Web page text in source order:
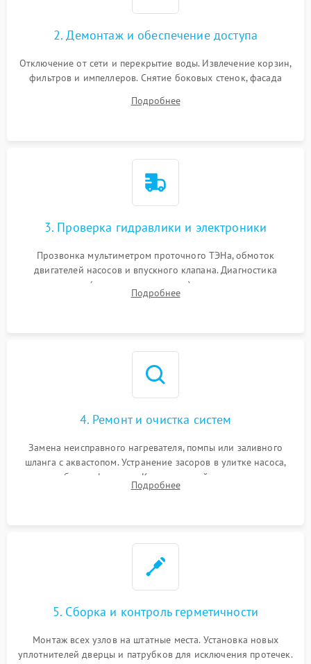
2. Демонтаж и обеспечение доступа
Отключение от сети и перекрытие воды. Извлечение корзин,
фильтров и импеллеров. Снятие боковых стенок, фасада
циркуляционному насосу, ТЭНу и сливной помпе.
Подробнее
3. Проверка гидравлики и электроники
Прозвонка мультиметром проточного ТЭНа, обмоток
двигателей насосов и впускного клапана. Диагностика
прессостата (датчика уровня воды), датчика мутности,
концевика дверцы и электронного модуля управления.
Подробнее
4. Ремонт и очистка систем
Замена неисправного нагревателя, помпы или заливного
шланга с аквастопом. Устранение засоров в улитке насоса,
патрубках и фильтрах. Компонентный ремонт платы
управления, восстановление поврежденной проводки.
Подробнее
5. Сборка и контроль герметичности
Монтаж всех узлов на штатные места. Установка новых
уплотнителей дверцы и патрубков для исключения протечек.